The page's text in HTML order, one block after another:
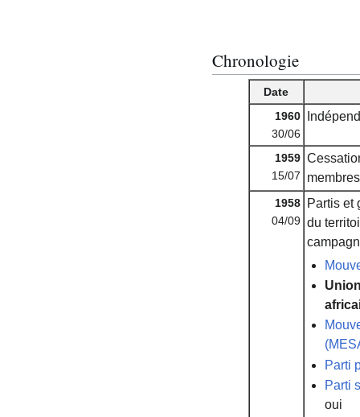
Chronologie
Date
1960
30/06
1959
15/07
1958
04/09
Partis et
du
Parti
Parti
oui